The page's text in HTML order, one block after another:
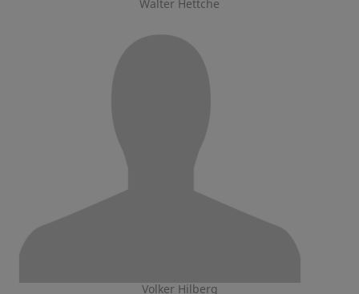
Walter Hettche
Volker Hilberg